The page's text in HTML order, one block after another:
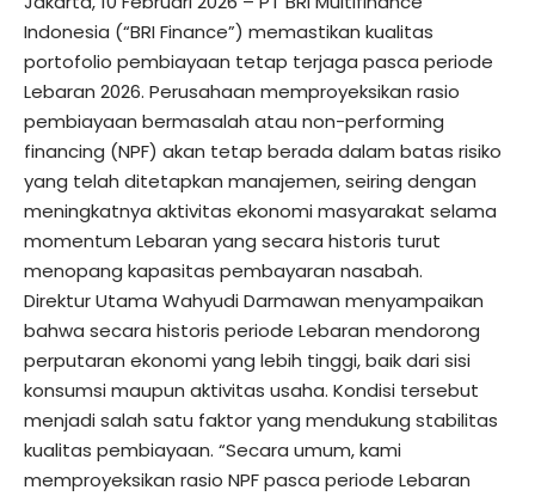
Indonesia (“BRI Finance”) memastikan kualitas
portofolio pembiayaan tetap terjaga pasca periode
Lebaran 2026. Perusahaan memproyeksikan rasio
pembiayaan bermasalah atau non-performing
financing (NPF) akan tetap berada dalam batas risiko
yang telah ditetapkan manajemen, seiring dengan
meningkatnya aktivitas ekonomi masyarakat selama
momentum Lebaran yang secara historis turut
menopang kapasitas pembayaran nasabah.
Direktur Utama Wahyudi Darmawan menyampaikan
bahwa secara historis periode Lebaran mendorong
perputaran ekonomi yang lebih tinggi, baik dari sisi
konsumsi maupun aktivitas usaha. Kondisi tersebut
menjadi salah satu faktor yang mendukung stabilitas
kualitas pembiayaan. “Secara umum, kami
memproyeksikan rasio NPF pasca periode Lebaran